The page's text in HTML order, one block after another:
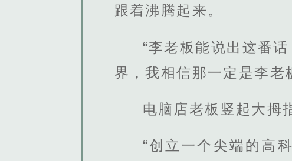
跟着沸腾起来。
“李老板能说出这番
界，我相信那一定是李老
电脑店老板竖起大拇
“创立一个尖端的高